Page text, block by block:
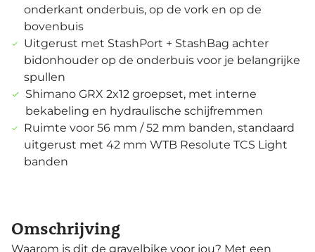
onderkant onderbuis, op de vork en op de
bovenbuis
Uitgerust met StashPort + StashBag achter
bidonhouder op de onderbuis voor je belangrijke
spullen
Shimano GRX 2x12 groepset, met interne
bekabeling en hydraulische schijfremmen
Ruimte voor 56 mm / 52 mm banden, standaard
uitgerust met 42 mm WTB Resolute TCS Light
banden
Omschrijving
Waarom is dit de gravelbike voor jou? Met een